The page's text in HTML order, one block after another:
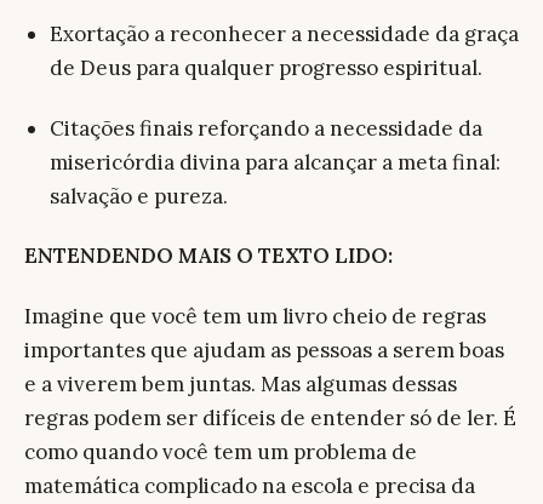
Exortação a reconhecer a necessidade da graça
de Deus para qualquer progresso espiritual.
Citações finais reforçando a necessidade da
misericórdia divina para alcançar a meta final:
salvação e pureza.
ENTENDENDO MAIS O TEXTO LIDO:
Imagine que você tem um livro cheio de regras
importantes que ajudam as pessoas a serem boas
e a viverem bem juntas. Mas algumas dessas
regras podem ser difíceis de entender só de ler. É
como quando você tem um problema de
matemática complicado na escola e precisa da